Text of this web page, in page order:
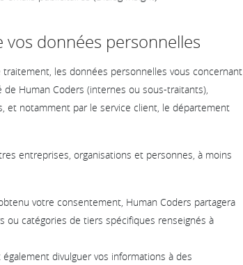
données personnelles
les données personnelles vous concernant
Human Coders (internes ou sous-traitants),
et notamment par le service client, le département
entreprises, organisations et personnes, à moins
votre consentement, Human Coders partagera
ou catégories de tiers spécifiques renseignés à
divulguer vos informations à des